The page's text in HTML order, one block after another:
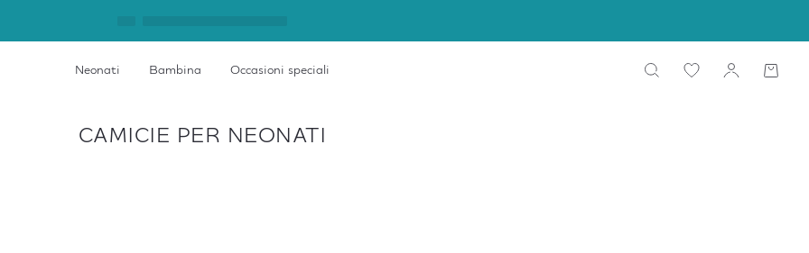
Neonati Bambina Occasioni speciali
CAMICIE PER NEONATI